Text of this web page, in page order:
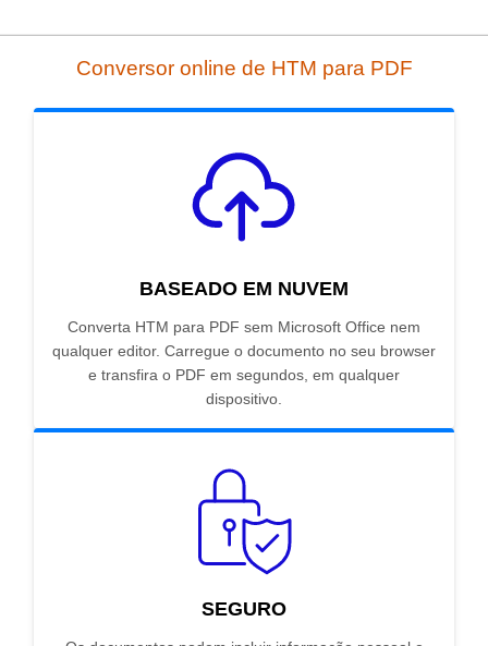
Conversor online de HTM para PDF
BASEADO EM NUVEM
Converta HTM para PDF sem Microsoft Office nem
qualquer editor. Carregue o documento no seu browser
e transfira o PDF em segundos, em qualquer
dispositivo.
SEGURO